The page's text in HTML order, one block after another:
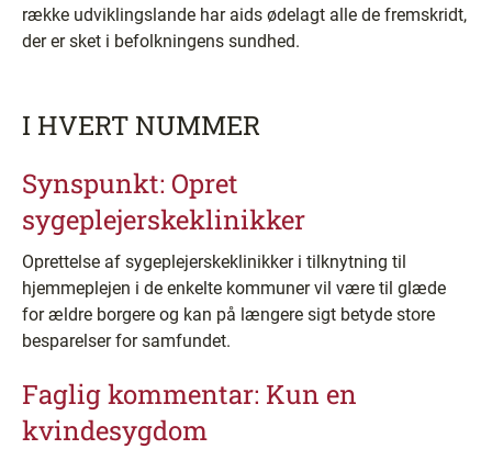
række udviklingslande har aids ødelagt alle de fremskridt,
der er sket i befolkningens sundhed.
I HVERT NUMMER
Synspunkt: Opret
sygeplejerskeklinikker
Oprettelse af sygeplejerskeklinikker i tilknytning til
hjemmeplejen i de enkelte kommuner vil være til glæde
for ældre borgere og kan på længere sigt betyde store
besparelser for samfundet.
Faglig kommentar: Kun en
kvindesygdom